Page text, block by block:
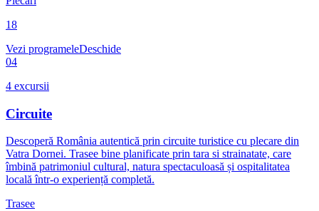
18
Vezi programeleDeschide
04
4 excursii
Circuite
Descoperă România autentică prin circuite turistice cu plecare din
Vatra Dornei. Trasee bine planificate prin tara si strainatate, care
îmbină patrimoniul cultural, natura spectaculoasă și ospitalitatea
locală într-o experiență completă.
Trasee